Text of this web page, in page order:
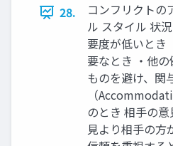
28.
コンフリクトの
ル スタイル 状
要度が低いとき
要なとき ・他
ものを避け、関
（
のとき 相手の
見より相手の方